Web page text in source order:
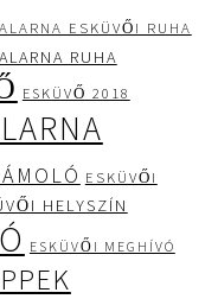
ESKÜVŐI RUHA
RUHA
ESKÜVŐ 2018
ESKÜVŐI
HELYSZÍN
ESKÜVŐI MEGHÍVÓ